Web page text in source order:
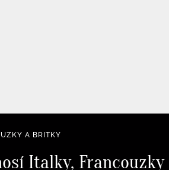
A BRITKY
Italky,